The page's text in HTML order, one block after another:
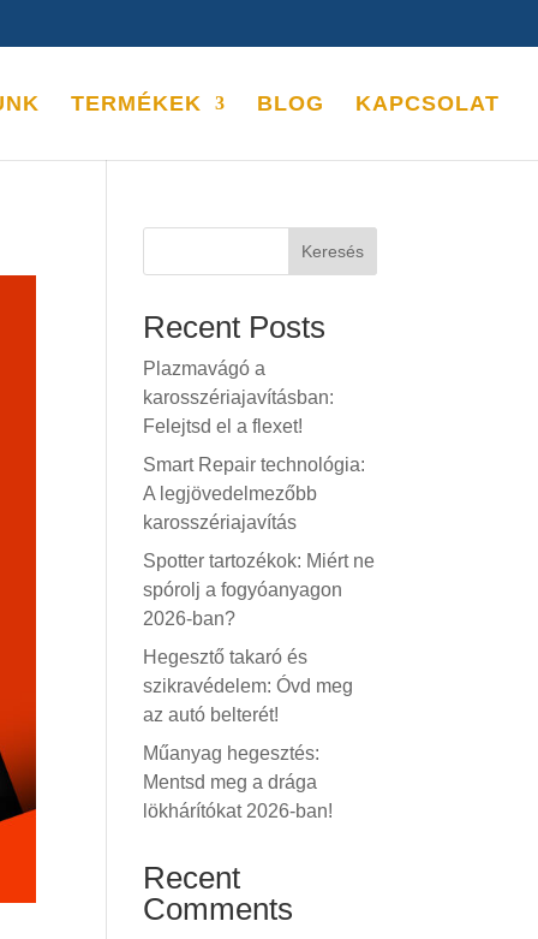
TERMÉKEK BLOG KAPCSOLAT
Keresés
Recent Posts
Plazmavágó a
karosszériajavításban:
Felejtsd el a flexet!
Smart Repair technológia:
A legjövedelmezőbb
karosszériajavítás
Spotter tartozékok: Miért ne
spórolj a fogyóanyagon
2026-ban?
Hegesztő takaró és
szikravédelem: Óvd meg
az autó belterét!
Műanyag hegesztés:
Mentsd meg a drága
lökhárítókat 2026-ban!
Recent
Comments